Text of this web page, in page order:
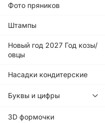
Фото пряников
Штампы
Новый год 2027 Год козы/
овцы
Насадки кондитерские
Буквы и цифры
3D формочки